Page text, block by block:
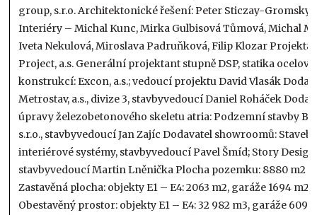
group, s.r.o. Architektonické řešení: Peter Sticzay-Gromsky;
Interiéry – Michal Kunc, Mirka Gulbisová Tůmová, Michal
Iveta Nekulová, Miroslava Padruňková, Filip Klozar
Project, a.s. Generální projektant stupně DSP, statika
konstrukcí: Excon, a.s.; vedoucí projektu David Vlasák
Metrostav, a.s., divize 3, stavbyvedoucí Daniel Roháček
úpravy železobetonového skeletu atria: Podzemní stavby
s.r.o., stavbyvedoucí Jan Zajíc Dodavatel showroomů:
interiérové systémy, stavbyvedoucí Pavel Šmíd; Story
stavbyvedoucí Martin Lněnička Plocha pozemku: 8880 m2
Zastavěná plocha: objekty E1 – E4: 2063 m2, garáže 1694 m2
Obestavěný prostor: objekty E1 – E4: 32 982 m3, garáže 6097